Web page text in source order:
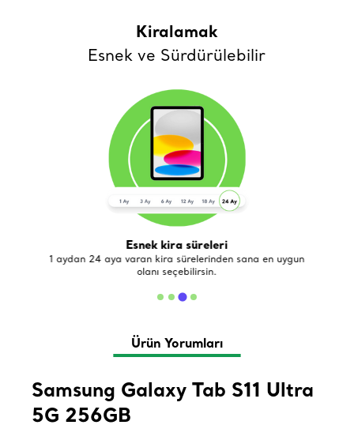
Kiralamak
Esnek ve Sürdürülebilir
Esnek kira süreleri
1 aydan 24 aya varan kira sürelerinden sana en uygun
olanı seçebilirsin.
Ürün Yorumları
Samsung Galaxy Tab S11 Ultra
5G 256GB